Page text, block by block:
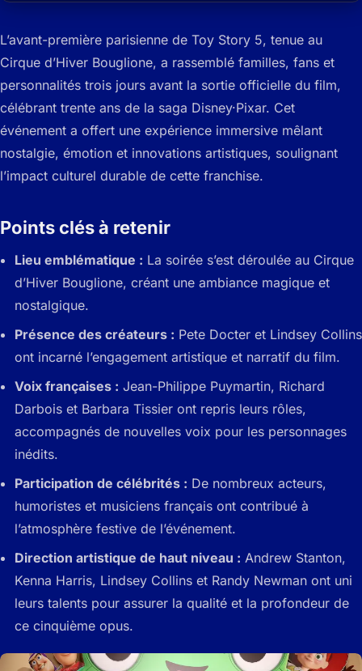
L’avant-première parisienne de Toy Story 5, tenue au
Cirque d’Hiver Bouglione, a rassemblé familles, fans et
personnalités trois jours avant la sortie officielle du film,
célébrant trente ans de la saga Disney·Pixar. Cet
événement a offert une expérience immersive mêlant
nostalgie, émotion et innovations artistiques, soulignant
l’impact culturel durable de cette franchise.
Points clés à retenir
Lieu emblématique : La soirée s’est déroulée au Cirque
d’Hiver Bouglione, créant une ambiance magique et
nostalgique.
Présence des créateurs : Pete Docter et Lindsey Collins
ont incarné l’engagement artistique et narratif du film.
Voix françaises : Jean-Philippe Puymartin, Richard
Darbois et Barbara Tissier ont repris leurs rôles,
accompagnés de nouvelles voix pour les personnages
inédits.
Participation de célébrités : De nombreux acteurs,
humoristes et musiciens français ont contribué à
l’atmosphère festive de l’événement.
Direction artistique de haut niveau : Andrew Stanton,
Kenna Harris, Lindsey Collins et Randy Newman ont uni
leurs talents pour assurer la qualité et la profondeur de
ce cinquième opus.